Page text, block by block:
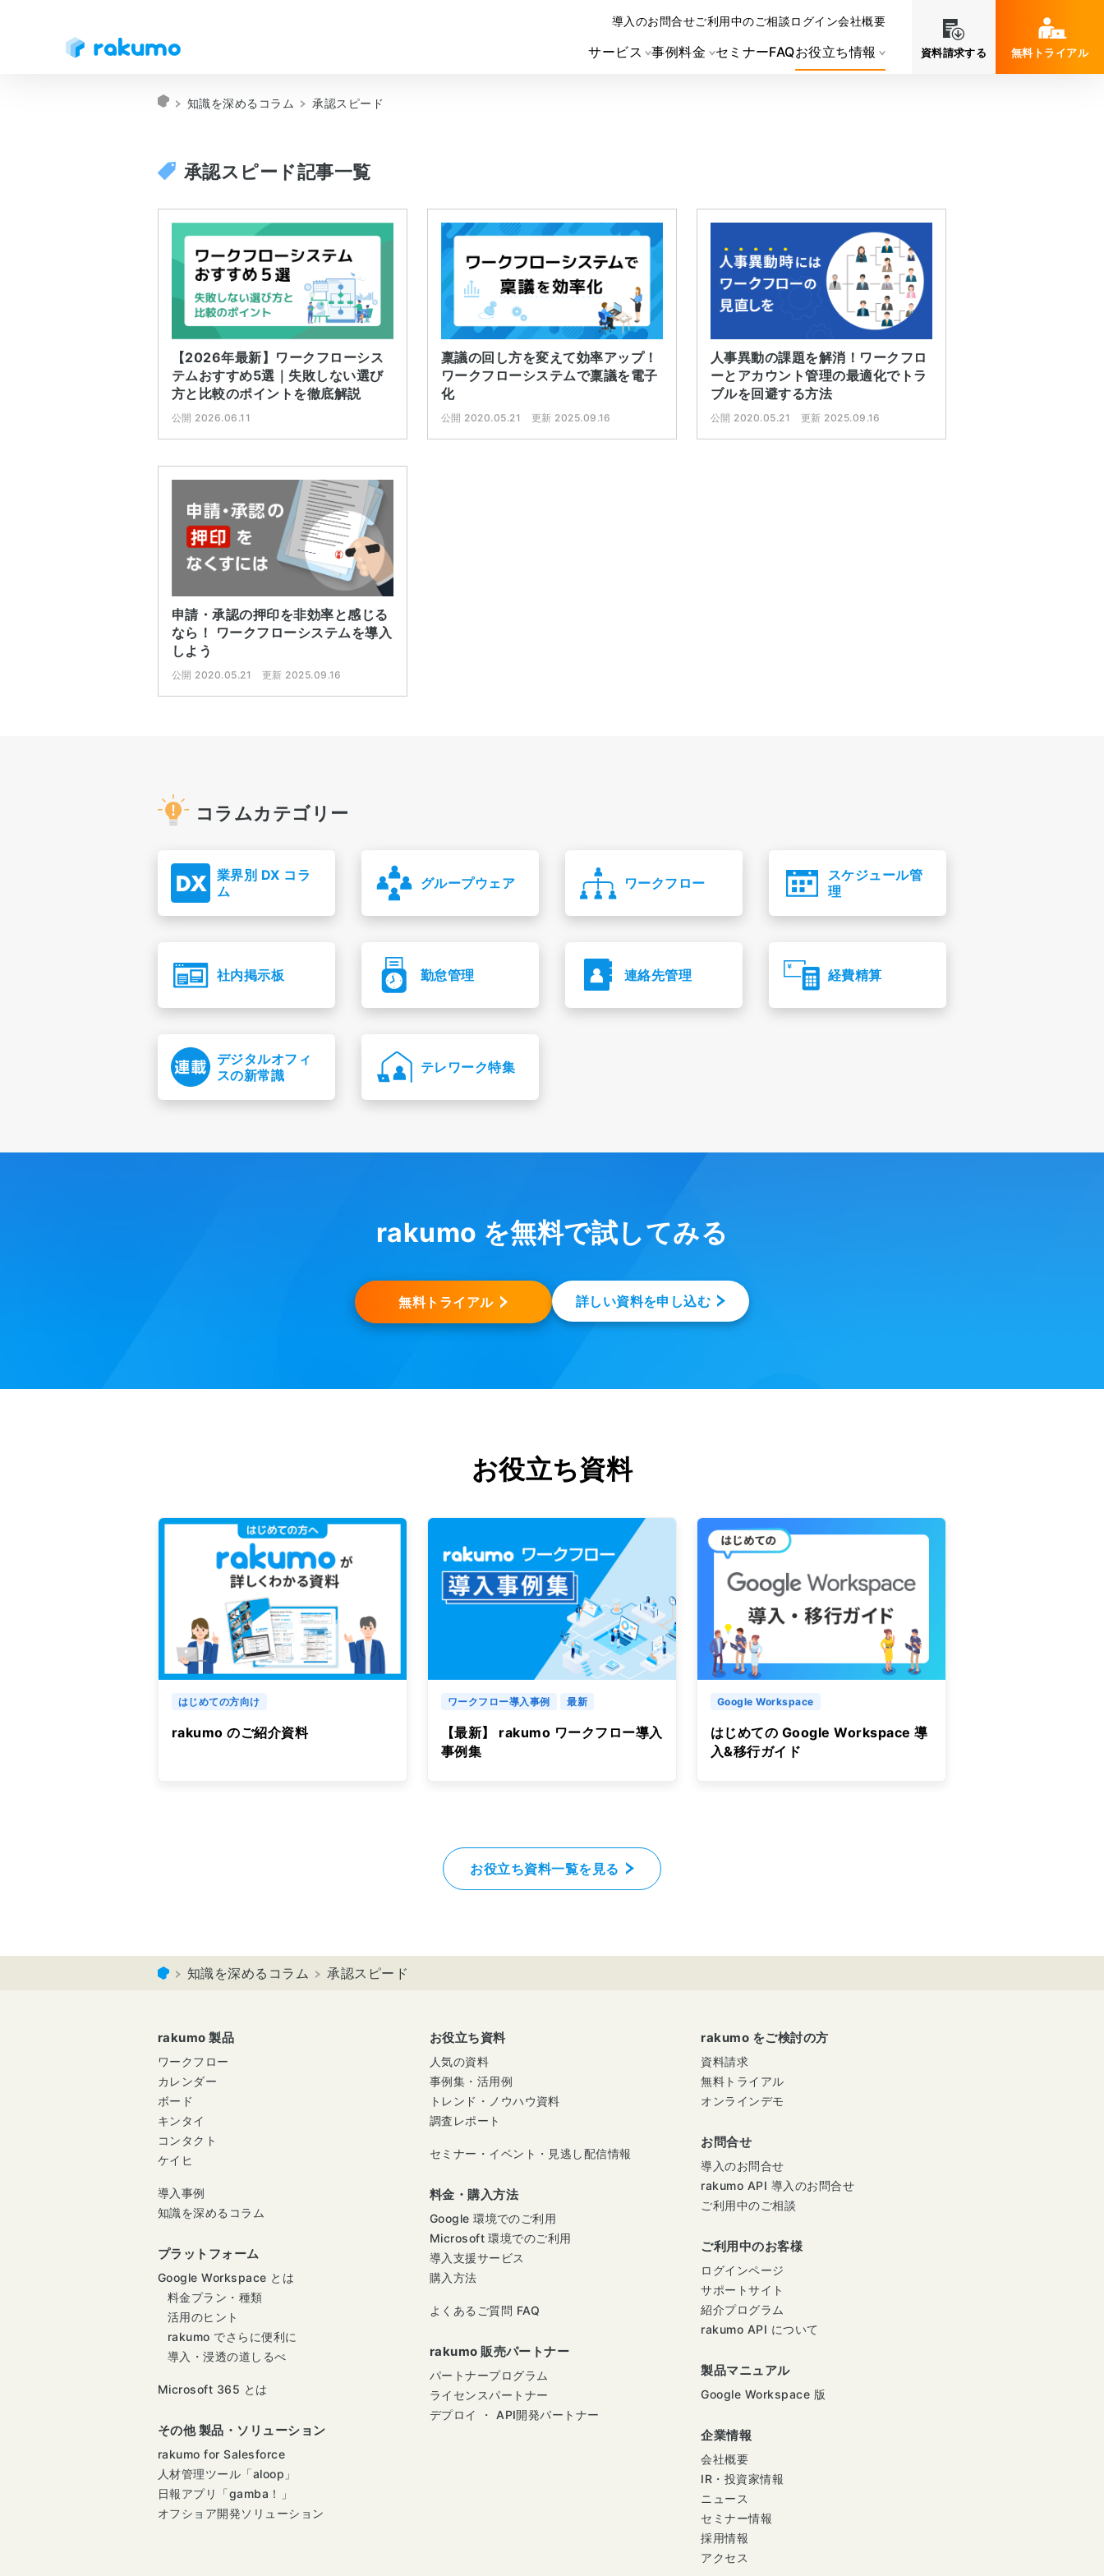
サービス 事例料金 セミナーFAQお役立ち情報
導入のお問合せご利用中のご相談ログイン会社概要
資料請求する 無料トライアル
知識を深めるコラム 承認スピード
承認スピード記事一覧
【2026年最新】ワークフローシス
テムおすすめ5選｜失敗しない選び
方と比較のポイントを徹底解説
公開 2026.06.11
稟議の回し方を変えて効率アップ！
ワークフローシステムで稟議を電子
化
公開 2020.05.21 更新 2025.09.16
人事異動の課題を解消！ワークフロ
ーとアカウント管理の最適化でトラ
ブルを回避する方法
公開 2020.05.21 更新 2025.09.16
申請・承認の押印を非効率と感じる
なら！ ワークフローシステムを導入
しよう
公開 2020.05.21 更新 2025.09.16
コラムカテゴリー
業界別 DX コラ
ム
グループウェア ワークフロー
スケジュール管
理
社内掲示板 勤怠管理 連絡先管理 経費精算
デジタルオフィ
スの新常識
テレワーク特集
rakumo を無料で試してみる
無料トライアル 詳しい資料を申し込む
お役立ち資料
はじめての方向け
rakumo のご紹介資料
ワークフロー導入事例 最新
【最新】 rakumo ワークフロー導入
事例集
Google Workspace
はじめての Google Workspace 導
入&移行ガイド
お役立ち資料一覧を見る
知識を深めるコラム 承認スピード
rakumo 製品
ワークフロー
カレンダー
ボード
キンタイ
コンタクト
ケイヒ
導入事例
知識を深めるコラム
プラットフォーム
Google Workspace とは
料金プラン・種類
活用のヒント
rakumo でさらに便利に
導入・浸透の道しるべ
Microsoft 365 とは
その他 製品・ソリューション
rakumo for Salesforce
人材管理ツール「aloop」
日報アプリ「gamba！」
オフショア開発ソリューション
お役立ち資料
人気の資料
事例集・活用例
トレンド・ノウハウ資料
調査レポート
セミナー・イベント・見逃し配信情報
料金・購入方法
Google 環境でのご利用
Microsoft 環境でのご利用
導入支援サービス
購入方法
よくあるご質問 FAQ
rakumo 販売パートナー
パートナープログラム
ライセンスパートナー
デプロイ ・ API開発パートナー
rakumo をご検討の方
資料請求
無料トライアル
オンラインデモ
お問合せ
導入のお問合せ
rakumo API 導入のお問合せ
ご利用中のご相談
ご利用中のお客様
ログインページ
サポートサイト
紹介プログラム
rakumo API について
製品マニュアル
Google Workspace 版
企業情報
会社概要
IR・投資家情報
ニュース
セミナー情報
採用情報
アクセス